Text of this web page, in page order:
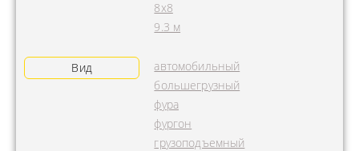
8х8
9.3 м
Вид
автомобильный
большегрузный
фура
фургон
грузоподъемный